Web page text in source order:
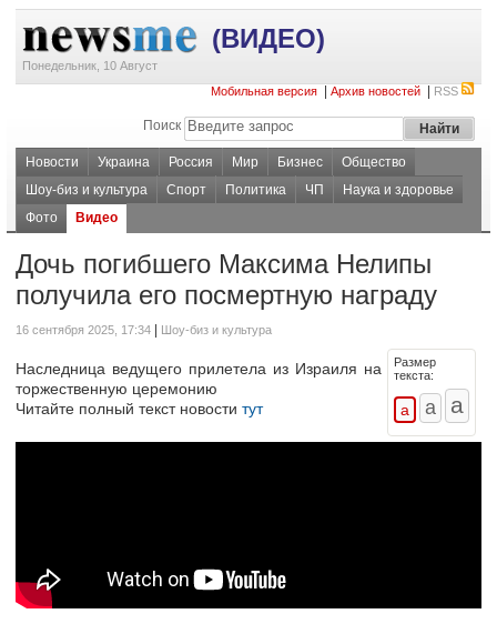
(ВИДЕО)
Понедельник, 10 Август
Мобильная версия
Архив новостей RSS
Поиск
Новости Украина Россия Мир Бизнес
Общество
Шоу-биз и культура
Спорт Политика ЧП
Наука и здоровье
Фото
Видео
Дочь погибшего Максима Нелипы
получила его посмертную награду
16 сентября 2025, 17:34 Шоу-биз и культура
Размер
текста:
Наследница ведущего прилетела из Израиля на
торжественную церемонию
Читайте полный текст новости тут